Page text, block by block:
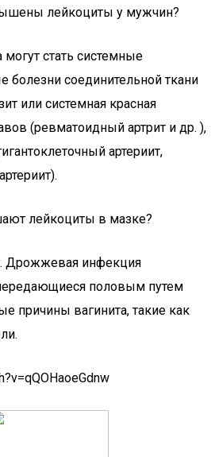
лейкоциты у мужчин?
стать системные
болезни соединительной ткани
или системная красная
(ревматоидный артрит и др. ),
артериит,
лейкоциты в мазке?
Дрожжевая инфекция
половым путем
причины вагинита, такие как